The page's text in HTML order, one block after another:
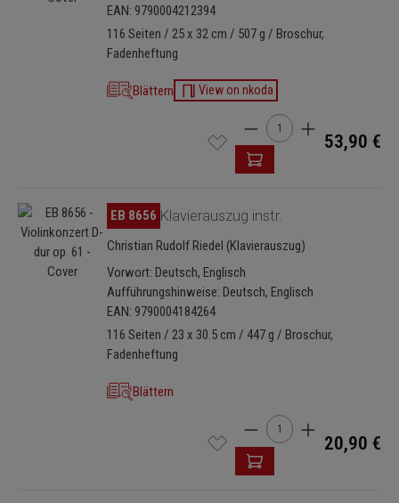
eigener Gestaltung, die es so noch nicht gegeben hat.
EAN: 9790004212394
116 Seiten / 25 x 32 cm / 507 g / Broschur,
Fadenheftung
Blättern View on nkoda
Produkt Anzahl: Gib
53,90 €
Bildergalerie überspringen
EB 8656 Klavierauszug instr.
Christian Rudolf Riedel (Klavierauszug)
Vorwort: Deutsch, Englisch
Aufführungshinweise: Deutsch, Englisch
EAN: 9790004184264
116 Seiten / 23 x 30.5 cm / 447 g / Broschur,
Fadenheftung
Blättern
Produkt Anzahl: Gib
20,90 €